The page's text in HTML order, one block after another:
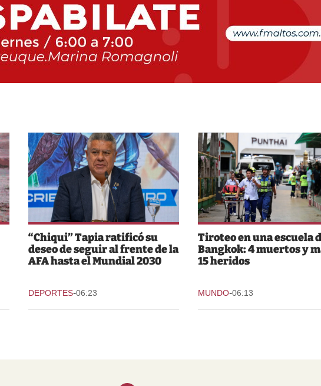
“Chiqui” Tapia ratificó su
deseo de seguir al frente de la
AFA hasta el Mundial 2030
DEPORTES-06:23
Tiroteo en una escuela
Bangkok: 4 muertos y
15 heridos
MUNDO-06:13